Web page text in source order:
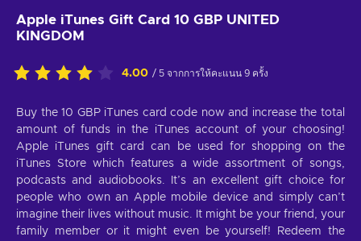
Apple iTunes Gift Card 10 GBP UNITED
KINGDOM
4.00 / 5 จากการให้คะแนน 9 ครั้ง
Buy the 10 GBP iTunes card code now and increase the total
amount of funds in the iTunes account of your choosing!
Apple iTunes gift card can be used for shopping on the
iTunes Store which features a wide assortment of songs,
podcasts and audiobooks. It’s an excellent gift choice for
people who own an Apple mobile device and simply can’t
imagine their lives without music. It might be your friend, your
family member or it might even be yourself! Redeem the